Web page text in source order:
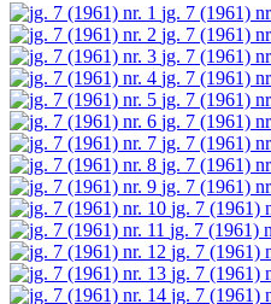
jg. 7 (1961)
jg. 7 (1961)
jg. 7 (1961)
jg. 7 (1961)
jg. 7 (1961)
jg. 7 (1961)
jg. 7 (1961)
jg. 7 (1961)
jg. 7 (1961)
jg. 7 (1961)
jg. 7 (1961)
jg. 7 (1961)
jg. 7 (1961)
jg. 7 (1961)